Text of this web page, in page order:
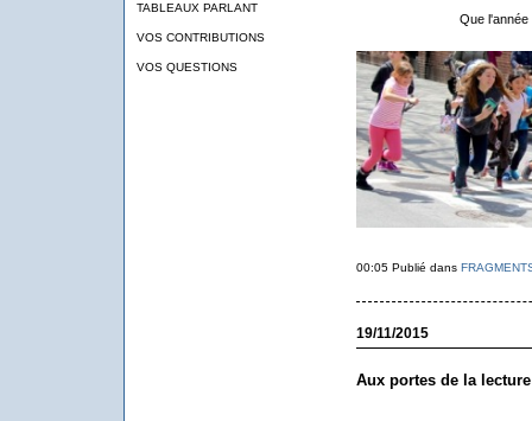
TABLEAUX PARLANT
VOS CONTRIBUTIONS
VOS QUESTIONS
Que
00:05 Publié dans
19/11/2015
Aux portes de la lecture